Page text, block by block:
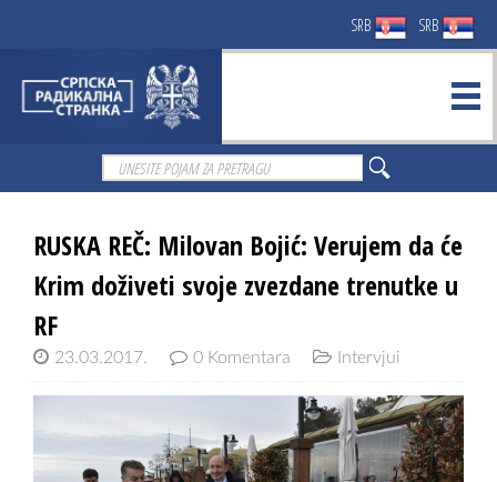
SRB SRB
RUSKA REČ: Milovan Bojić: Verujem da će
Krim doživeti svoje zvezdane trenutke u
RF
23.03.2017. 0 Komentara Intervjui